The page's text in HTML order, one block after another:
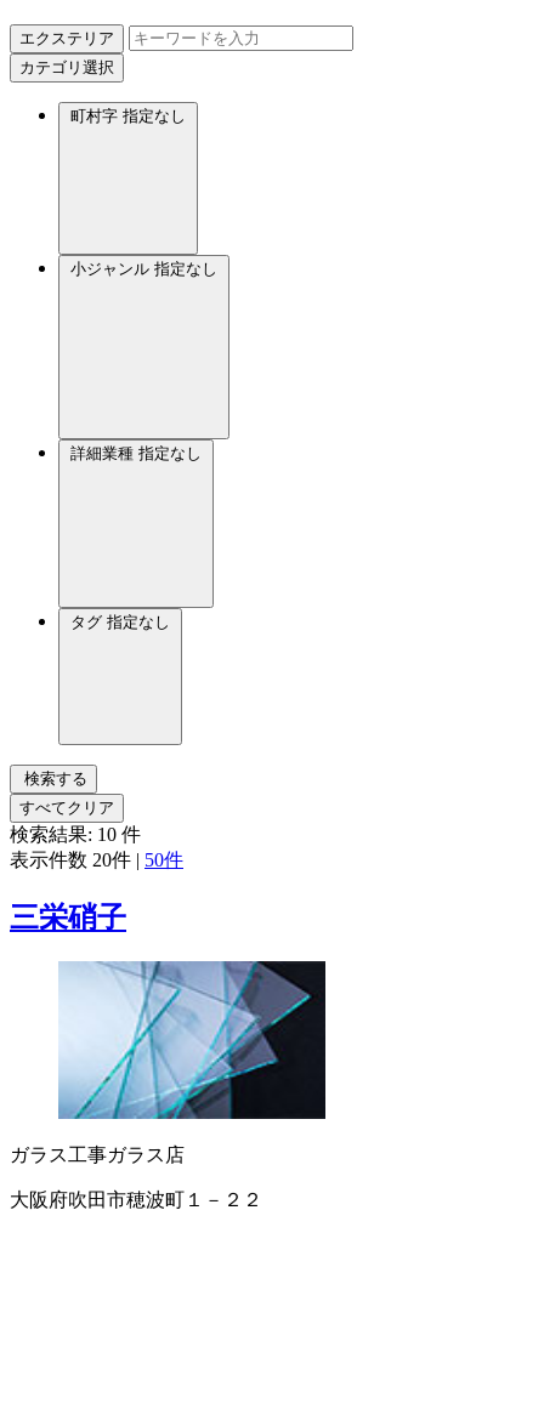
エクステリア
カテゴリ選択
町村字 指定なし
小ジャンル 指定なし
詳細業種 指定なし
タグ 指定なし
検索する
すべてクリア
検索結果: 10 件
表示件数 20件 | 50件
三栄硝子
ガラス工事ガラス店
大阪府吹田市穂波町１－２２